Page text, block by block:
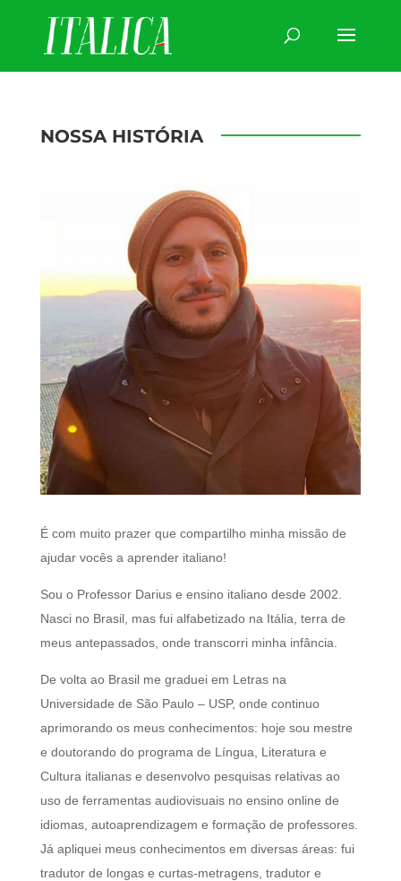
NOSSA HISTÓRIA
​É com muito prazer que compartilho minha missão de
ajudar vocês a aprender italiano!
Sou o Professor Darius e ensino italiano desde 2002.
Nasci no Brasil, mas fui alfabetizado na Itália, terra de
meus antepassados, onde transcorri minha infância.
De volta ao Brasil me graduei em Letras na
Universidade de São Paulo – USP, onde continuo
aprimorando os meus conhecimentos: hoje sou mestre
e doutorando do programa de Língua, Literatura e
Cultura italianas e desenvolvo pesquisas relativas ao
uso de ferramentas audiovisuais no ensino online de
idiomas, autoaprendizagem e formação de professores.
Já apliquei meus conhecimentos em diversas áreas: fui
tradutor de longas e curtas-metragens, tradutor e